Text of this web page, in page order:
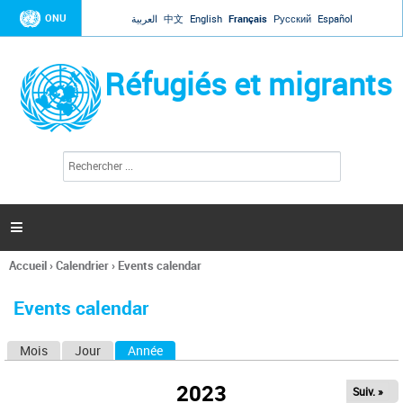
Jump to navigation
ONU العربية 中文 English Français Русский Español
Réfugiés et migrants
l
c
h
e

Vous
ici
Accueil›Calendrier› Events calendar
Events calendar
Mois Jour Année
2023 Suiv. »